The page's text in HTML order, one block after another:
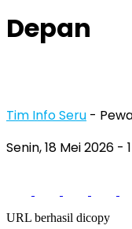
Depan
Tim Info Seru -
Senin, 18 Mei 2026 -
URL berhasil dicopy